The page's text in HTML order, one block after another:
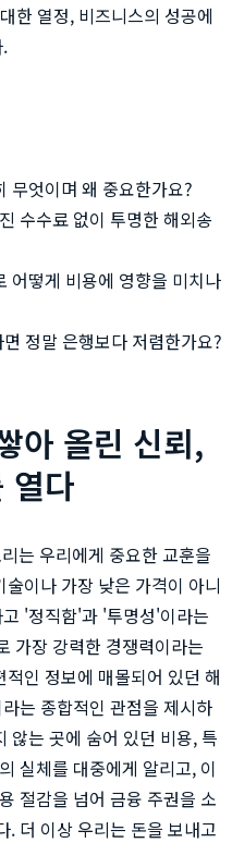
한 열정, 비즈니스의 성공에
무엇이며 왜 중요한가요?
수수료 없이 투명한 해외송
어떻게 비용에 영향을 미치나
정말 은행보다 저렴한가요?
아 올린 신뢰,
열다
는 우리에게 중요한 교훈을
이나 가장 낮은 가격이 아니
'정직함'과 '투명성'이라는
가장 강력한 경쟁력이라는
인 정보에 매몰되어 있던 해
는 종합적인 관점을 제시하
않는 곳에 숨어 있던 비용, 특
의 실체를 대중에게 알리고, 이
절감을 넘어 금융 주권을 소
. 더 이상 우리는 돈을 보내고